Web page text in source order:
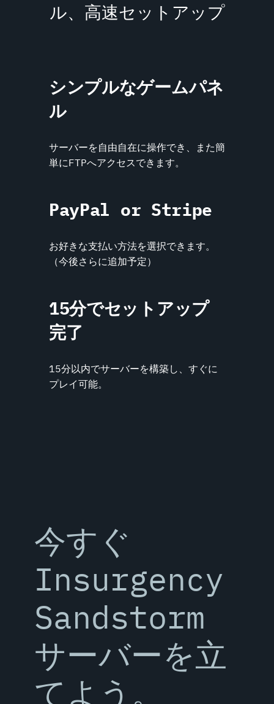
ル、高速セットアップ
シンプルなゲームパネ
ル
サーバーを自由自在に操作でき、また簡
単にFTPへアクセスできます。
PayPal or Stripe
お好きな支払い方法を選択できます。
（今後さらに追加予定）
15分でセットアップ
完了
15分以内でサーバーを構築し、すぐに
プレイ可能。
今すぐ
Insurgency
Sandstorm
サーバーを立
てよう。